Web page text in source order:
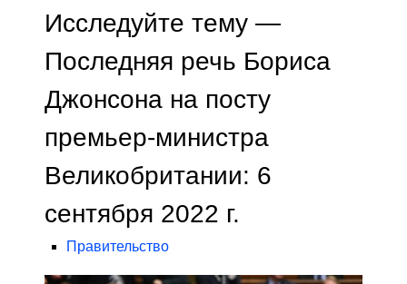
Исследуйте тему —
Последняя речь Бориса
Джонсона на посту
премьер-министра
Великобритании: 6
сентября 2022 г.
Правительство